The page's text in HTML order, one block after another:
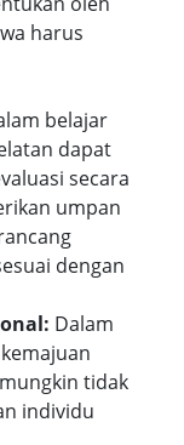
harus
belajar
dapat
secara
umpan
dengan
Dalam
tidak
individu